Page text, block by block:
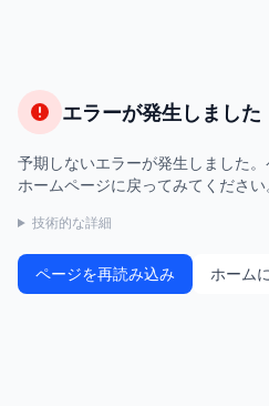
エラーが発生しました
予期しないエラーが発生しました。
ホームページに戻ってみてください
技術的な詳細
ページを再読み込み ホーム